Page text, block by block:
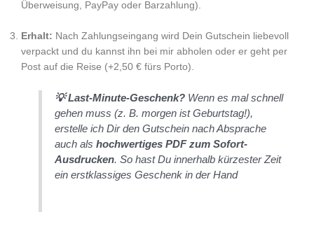
Überweisung, PayPay oder Barzahlung).
Erhalt: Nach Zahlungseingang wird Dein Gutschein liebevoll
verpackt und du kannst ihn bei mir abholen oder er geht per
Post auf die Reise (+2,50 € fürs Porto).
💡 Last-Minute-Geschenk? Wenn es mal schnell
gehen muss (z. B. morgen ist Geburtstag!),
erstelle ich Dir den Gutschein nach Absprache
auch alshochwertiges PDF zum Sofort-
Ausdrucken. So hast Du innerhalb kürzester Zeit
ein erstklassiges Geschenk in der Hand